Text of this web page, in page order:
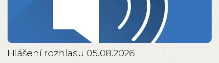
Hlášení rozhlasu 05.08.2026